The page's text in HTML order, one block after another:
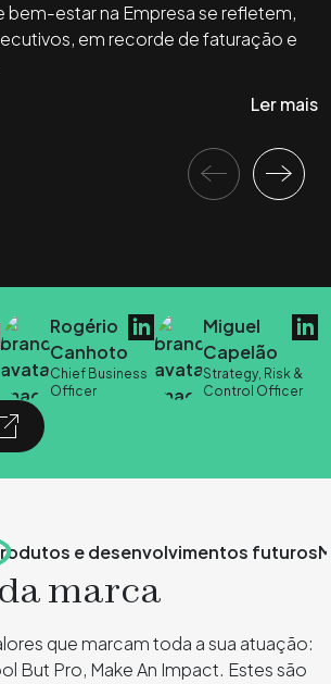
bem-estar na Empresa se refletem,
em recorde de faturação e
Ler mais
Rogério
Canhoto
Chief Business
Officer
Miguel
Capelão
Strategy, Risk &
Control Officer
e desenvolvimentos futuros
marca
que marcam toda a sua atuação:
But Pro, Make An Impact. Estes são